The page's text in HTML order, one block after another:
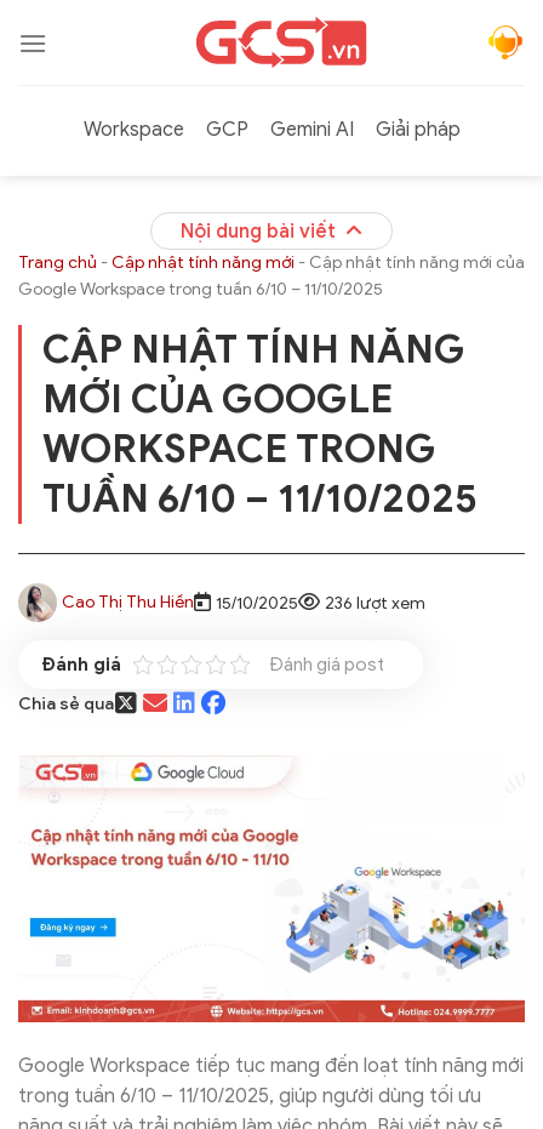
qua
Workspace
GCP Gemini AI Giải pháp
Nội dung bài viết
Trang chủ -Cập nhật tính năng mới - Cập nhật tính năng mới của
Google Workspace trong tuần 6/10 – 11/10/2025
CẬP NHẬT TÍNH NĂNG
MỚI CỦA GOOGLE
WORKSPACE TRONG
TUẦN 6/10 – 11/10/2025
Cao Thị Thu Hiền 15/10/2025 236 lượt xem
Đánh giá post
Chia sẻ qua
Google Workspace tiếp tục mang đến loạt tính năng mới
trong tuần 6/10 – 11/10/2025, giúp người dùng tối ưu